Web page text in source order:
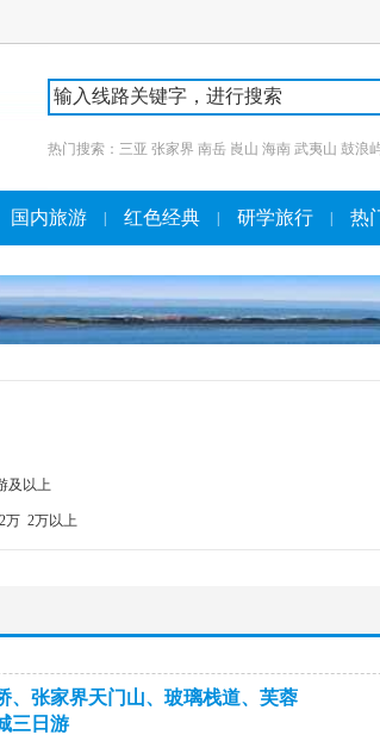
热门搜索： 三亚 张家界 南岳 崀山 海南 武夷山 鼓浪
国内旅游 红色经典 研学旅行 热
及以上
万 2万以上
、张家界天门山、玻璃栈道、芙蓉
三日游